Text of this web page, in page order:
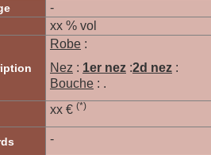
-
xx % vol
Robe :
Nez : 1er nez :2d nez :
Bouche : .
xx € (*)
-